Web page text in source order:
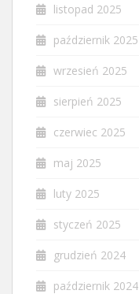
listopad 2025
październik 2025
wrzesień 2025
sierpień 2025
czerwiec 2025
maj 2025
luty 2025
styczeń 2025
grudzień 2024
październik 2024